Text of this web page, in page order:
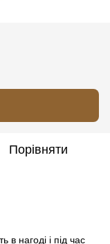
Порівняти
в нагоді і під час